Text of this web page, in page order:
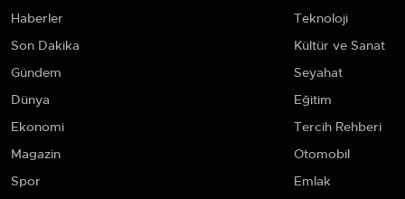
Haberler
Son Dakika
Gündem
Dünya
Ekonomi
Magazin
Spor
Teknoloji
Kültür ve Sanat
Seyahat
Eğitim
Tercih Rehberi
Otomobil
Emlak